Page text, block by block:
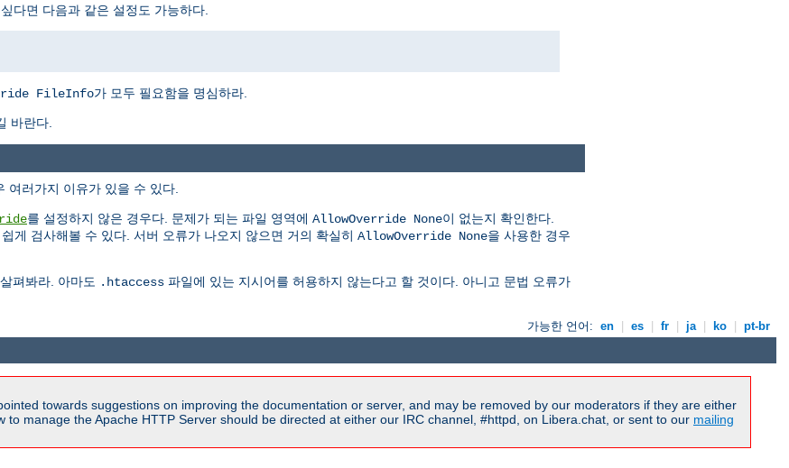
다면 다음과 같은 설정도 가능하다.
FileInfo가 모두 필요함을 명심하라.
바란다.
여러가지 이유가 있을 수 있다.
를 설정하지 않은 경우다. 문제가 되는 파일 영역에 AllowOverride None이 없는지 확인한다.
게 검사해볼 수 있다. 서버 오류가 나오지 않으면 거의 확실히 AllowOverride None을 사용한 경우
펴봐라. 아마도 .htaccess 파일에 있는 지시어를 허용하지 않는다고 할 것이다. 아니고 문법 오류가
가능한 언어: en es fr ja ko pt-br
towards suggestions on improving the documentation or server, and may be removed by our moderators if they are either
manage the Apache HTTP Server should be directed at either our IRC channel, #httpd, on Libera.chat, or sent to our mailing